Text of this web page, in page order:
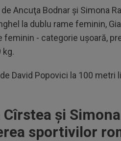
Ancuţa Bodnar şi Simona
la dublu rame feminin,
feminin - categorie uşoară,
kg.
David Popovici la 100 metri
Cîrstea și
sportivilor